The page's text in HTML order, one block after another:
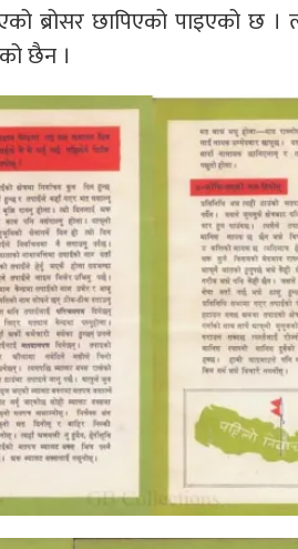
ब्रोसर छापिएको पाइएको छ ।
छैन ।